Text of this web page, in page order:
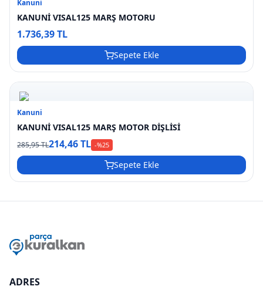
Kanuni
KANUNİ VISAL125 MARŞ MOTORU
1.736,39 TL
Sepete Ekle
Kanuni
KANUNİ VISAL125 MARŞ MOTOR DİŞLİSİ
285,95 TL214,46 TL -%25
Sepete Ekle
ADRES